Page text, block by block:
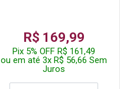
R$ 169,99
Pix 5% OFF R$ 161,49
ou em até 3x R$ 56,66 Sem
Juros